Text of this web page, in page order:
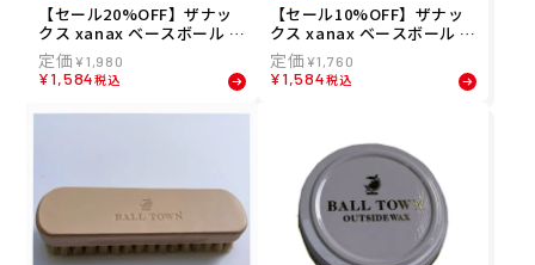
【セール20%OFF】ザナッ
クス xanax ベースボール 野
球 ソフトボール メンテナン
ス専用 シャイニングクロス
BGF57
¥1,980
¥1,584税込
【セール10%OFF】ザナッ
クス xanax ベースボール 野
球 ソフトボール グラブ・ミ
ット メンテナンスワックス
BAOTYX1
¥1,760
¥1,584税込